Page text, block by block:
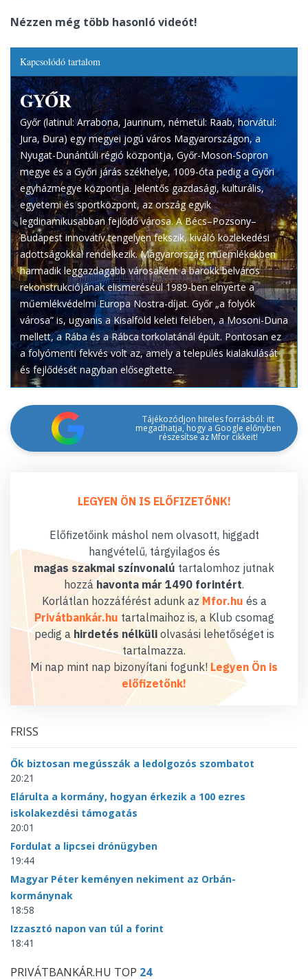
Nézzen még több hasonló videót!
Kapcsolódó tartalom
GYŐR
Győr (latinul: Arrabona, Jaurinum, németül: Raab, horvátul:
Jura, Đura) egy megyei jogú város Magyarországon, a
Nyugat-Dunántúli régió központja, Győr-Moson-Sopron
megye és a Győri járás székhelye, 1009-óta pedig a Győri
egyházmegye központja. Jelentős gazdasági, kulturális,
egyetemi és sportközpont, az ország egyik
legdinamikusabban fejlődő városa. A Bécs–Pozsony–
Budapest innovatív tengelyen fekszik, kiváló közlekedési
adottságokkal rendelkezik. Magyarország műemlékekben
harmadik leggazdagabb városaként a barokk belváros
rekonstrukciójának elismeréséül 1989-ben elnyerte a
műemlékvédelmi Europa Nostra-díjat. Győr „a folyók
városa” is, ugyanis a Kisalföld keleti felében, a Mosoni-Duna
mellett, a Rába és a Rábca torkolatánál épült. Pontosan ez
a folyómenti fekvés volt az, amely a település kialakulását
és fejlődését nagyban elősegítette.
Tájékozódjon hiteles forrásból: itt
megadhatja, hogy a Google előnyben
részesítse az Mfor cikkeit!
LEGYEN ÖN IS ELŐFIZETŐNK!
Előfizetőink máshol nem olvasott, higgadt
hangvételű, tárgyilagos és
magas szakmai színvonalú tartalomhoz jutnak
hozzáhavonta már 1490 forintért.
Korlátlan hozzáférést adunk az Mfor.hu és a
Privátbankár.hu tartalmaihoz is, a Klub csomag
pedig a hirdetés nélküliolvasási lehetőséget is
tartalmazza.
Mi nap mint nap bizonyítani fogunk! Legyen Ön is
előfizetőnk!
FRISS
Ők biztosan megússzák a ledolgozós szombatot
20:21
Elárulta a kormány, hogyan érkezik a 100 ezres
iskolakezdési támogatás
20:01
Fordulat a lipcsei drónügyben
19:44
Magyar Péter keményen nekiment az Orbán-
kormánynak
18:58
Izzasztó napon van túl a forint
18:41
PRIVÁTBANKÁR.HU TOP 24